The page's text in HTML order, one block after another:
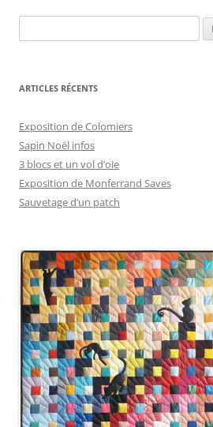
ARTICLES RÉCENTS
Exposition de Colomiers
Sapin Noël infos
3 blocs et un vol d’oie
Exposition de Monferrand Saves
Sauvetage d’un patch